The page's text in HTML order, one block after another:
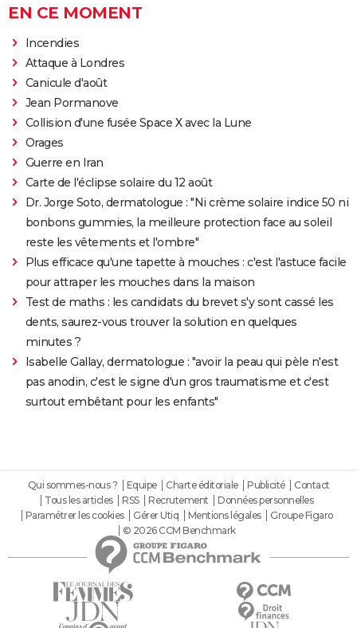
EN CE MOMENT
Incendies
Attaque à Londres
Canicule d'août
Jean Pormanove
Collision d'une fusée Space X avec la Lune
Orages
Guerre en Iran
Carte de l'éclipse solaire du 12 août
Dr. Jorge Soto, dermatologue : "Ni crème solaire indice 50 ni
bonbons gummies, la meilleure protection face au soleil
reste les vêtements et l'ombre"
Plus efficace qu'une tapette à mouches : c'est l'astuce facile
pour attraper les mouches dans la maison
Test de maths : les candidats du brevet s'y sont cassé les
dents, saurez-vous trouver la solution en quelques
minutes ?
Isabelle Gallay, dermatologue : "avoir la peau qui pèle n'est
pas anodin, c'est le signe d'un gros traumatisme et c'est
surtout embêtant pour les enfants"
Qui sommes-nous ? Equipe Charte éditoriale Publicité
Contact
Tous les articles
RSS Recrutement
Données personnelles
Paramétrer les cookies
Gérer Utiq Mentions légales
Groupe Figaro
© 2026 CCM Benchmark